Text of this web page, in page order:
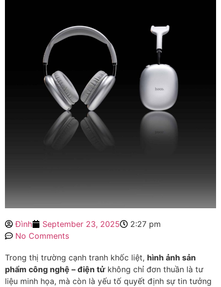
Đình September 23, 2025
2:27 pm
No Comments
Trong thị trường cạnh tranh khốc liệt, hình ảnh sản
phẩm công nghệ – điện tửkhông chỉ đơn thuần là tư
liệu minh họa, mà còn là yếu tố quyết định sự tin tưởng